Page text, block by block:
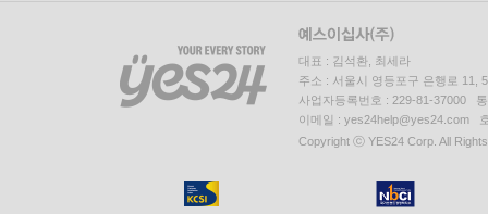
대표 : 김석환, 최세라
주소 : 서울시 영등포구 은행로 11,
사업자등록번호 : 229-81-37000
이메일 : yes24help@yes24.com
Copyright ⓒ YES24 Corp. All